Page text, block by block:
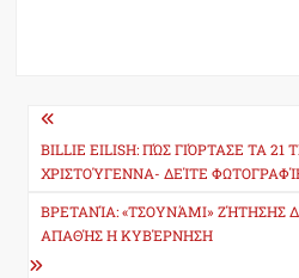
Post
navigation
BILLIE EILISH: ΠΏΣ ΓΙΌΡΤΑΣΕ ΤΑ 21
ΧΡΙΣΤΟΎΓΕΝΝΑ- ΔΕΊΤΕ
ΒΡΕΤΑΝΊΑ: «ΤΣΟΥΝΆΜΙ» ΖΉΤΗΣΗΣ
ΑΠΑΘΉΣ Η ΚΥΒΈΡΝΗΣΗ